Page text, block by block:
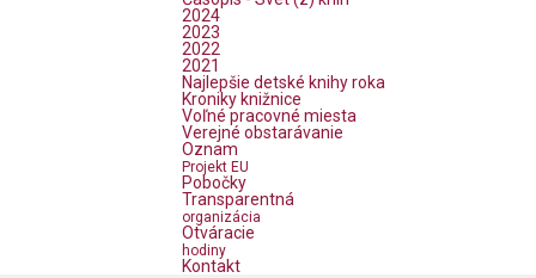
2024
2023
2022
2021
Najlepšie detské knihy roka
Kroniky knižnice
Voľné pracovné miesta
Verejné obstarávanie
Oznam
Projekt EU
Pobočky
Transparentná
organizácia
Otváracie
hodiny
Kontakt